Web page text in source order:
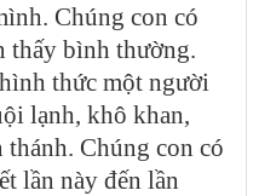
Chúng con có
thấy bình thường.
thức một người
lạnh, khô khan,
Chúng con có
lần này đến lần